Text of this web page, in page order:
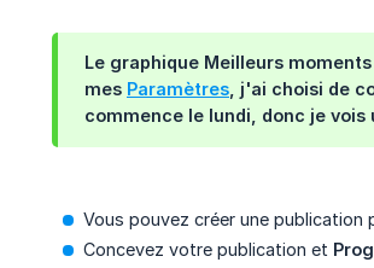
Le graphique Meilleurs
mes Paramètres , j'ai choisi de
commence le lundi, donc je
Vous pouvez créer une
Concevez votre publication et